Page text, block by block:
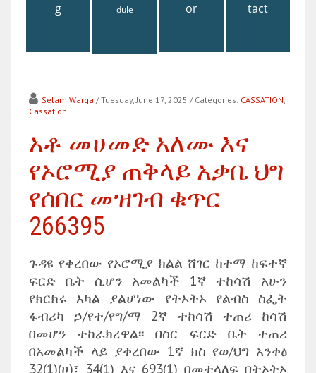
g
dule
or
tact
Selam Warga / Tuesday, June 17, 2025 / Categories: CASSATION,
Cassation
አቶ መሀመድ አለሙ እና
የኦሮሚያ ጠቅላይ አቃቤ ህግ
የሰበር መዝገብ ቁጥር
266395
ጉዳዩ የቀረበው የኦሮሚያ ክልል ሸገር ከተማ ከፍተኛ
ፍርድ ቤት ሲሆን አመልካች 1ኛ ተከሳሽ አሁን
የክርክሩ አካል ያልሆነው የትኦትኦ የልብስ ስፌት
ፋብሪካ ኃ/የተ/የግ/ማ 2ኛ ተከሳሽ ተጠሪ ከሳሽ
በመሆን ተከራክረዋል፡፡ በስር ፍርድ ቤት ተጠሪ
በአመልካች ላይ ያቀረበው 1ኛ ክስ የወ/ህግ አንቀፅ
32(1)(ሀ)፣ 34(1) እና 693(1) በመተላለፍ በትኦትኦ